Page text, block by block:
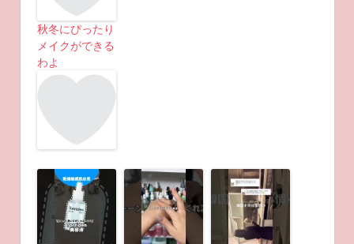
秋冬にぴったり
メイクができる
わよ